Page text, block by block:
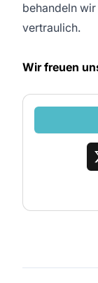
behandeln
vertraulich.
Wir freuen